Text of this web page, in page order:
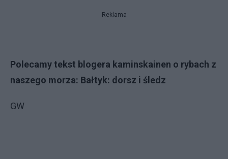
Reklama
Polecamy tekst blogera kaminskainen o rybach z
naszego morza: Bałtyk: dorsz i śledz
GW